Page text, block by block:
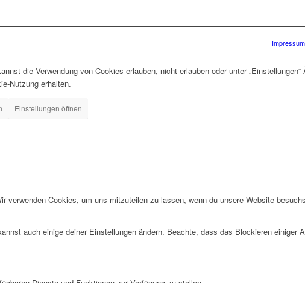
Impressum
die Verwendung von Cookies erlauben, nicht erlauben oder unter
Nutzung erhalten.
Einstellungen öffnen
verwenden Cookies, um uns mitzuteilen zu lassen, wenn du unsere Website
auch einige deiner Einstellungen ändern. Beachte, dass das Blockieren einiger